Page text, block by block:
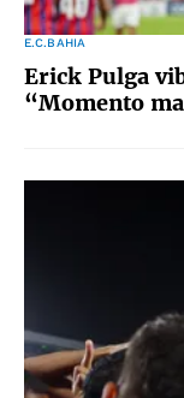
E.C.BAHIA
Erick Pulga
“Momento